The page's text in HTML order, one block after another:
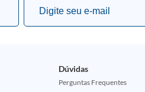
Dúvidas
Perguntas Frequentes